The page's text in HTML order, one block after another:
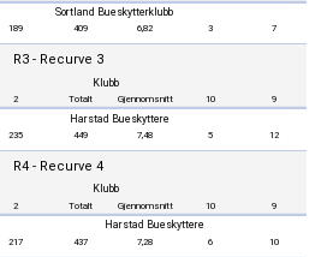
Sortland Bueskytterklubb
189 409 6,82 3 7
R3 - Recurve 3
Klubb
2 Totalt Gjennomsnitt 10 9
Harstad Bueskyttere
235 449 7,48 5 12
R4 - Recurve 4
Klubb
2 Totalt Gjennomsnitt 10 9
Harstad Bueskyttere
217 437 7,28 6 10